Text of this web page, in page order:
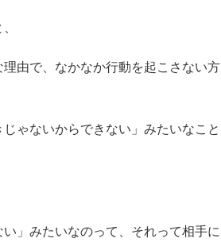
由で、なかなか行動を起こさない方
ゃないからできない」みたいなこと
」みたいなのって、それって相手に